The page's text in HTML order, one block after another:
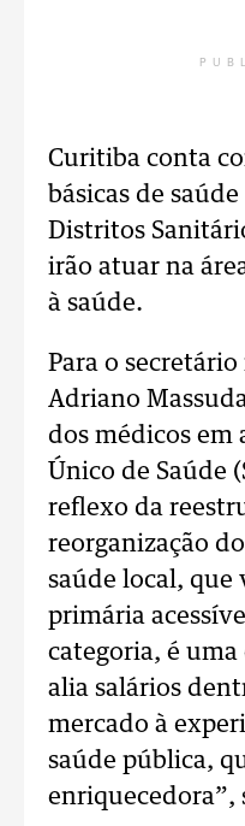
Curitiba conta
básicas de
Distritos
irão atuar na
à saúde.
Para o
Adriano
dos médicos em
Único de Saúde
reflexo da
reorganização
saúde local, que
primária
categoria, é
alia salários
mercado à
saúde pública,
enriquecedora”,